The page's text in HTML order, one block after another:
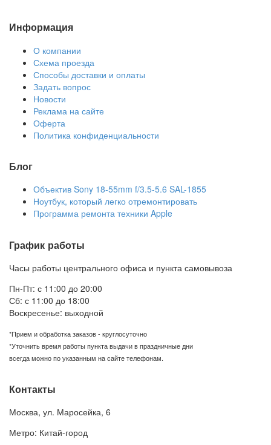
Информация
О компании
Схема проезда
Способы доставки и оплаты
Задать вопрос
Новости
Реклама на сайте
Оферта
Политика конфиденциальности
Блог
Объектив Sony 18-55mm f/3.5-5.6 SAL-1855
Ноутбук, который легко отремонтировать
Программа ремонта техники Apple
График работы
Часы работы центрального офиса и пункта самовывоза
Пн-Пт: с 11:00 до 20:00
Сб: с 11:00 до 18:00
Воскресенье: выходной
*Прием и обработка заказов - круглосуточно
*Уточнить время работы пункта выдачи в праздничные дни
всегда можно по указанным на сайте телефонам.
Контакты
Москва, ул. Маросейка, 6
Метро: Китай-город